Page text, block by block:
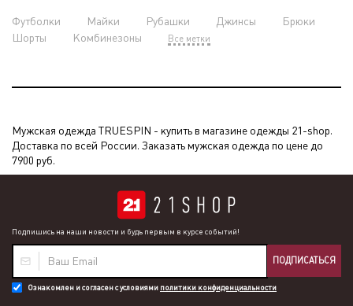
Футболки Майки Рубашки Джинсы
Брюки
Шорты
Комбинезоны Все метки
Мужская одежда TRUESPIN - купить в магазине одежды 21-shop.
Доставка по всей России. Заказать мужская одежда по цене до
7900 руб.
Подпишись на наши новости и будь первым в курсе событий!
ПОДПИСАТЬСЯ
Ознакомлен и согласен с условиями политики конфиденциальности